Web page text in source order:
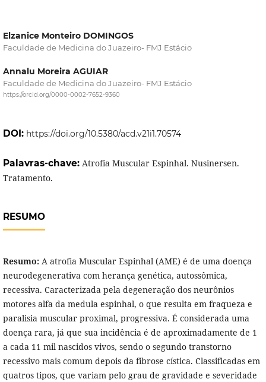
Elzanice Monteiro DOMINGOS
Faculdade de Medicina do Juazeiro- FMJ Estácio
Annalu Moreira AGUIAR
Faculdade de Medicina do Juazeiro- FMJ Estácio
https://orcid.org/0000-0002-7652-9360
DOI: https://doi.org/10.5380/acd.v21i1.70574
Palavras-chave: Atrofia Muscular Espinhal. Nusinersen.
Tratamento.
RESUMO
Resumo:A atrofia Muscular Espinhal (AME) é de uma doença
neurodegenerativa com herança genética, autossômica,
recessiva. Caracterizada pela degeneração dos neurônios
motores alfa da medula espinhal, o que resulta em fraqueza e
paralisia muscular proximal, progressiva. É considerada uma
doença rara, já que sua incidência é de aproximadamente de 1
a cada 11 mil nascidos vivos, sendo o segundo transtorno
recessivo mais comum depois da fibrose cística. Classificadas em
quatros tipos, que variam pelo grau de gravidade e severidade